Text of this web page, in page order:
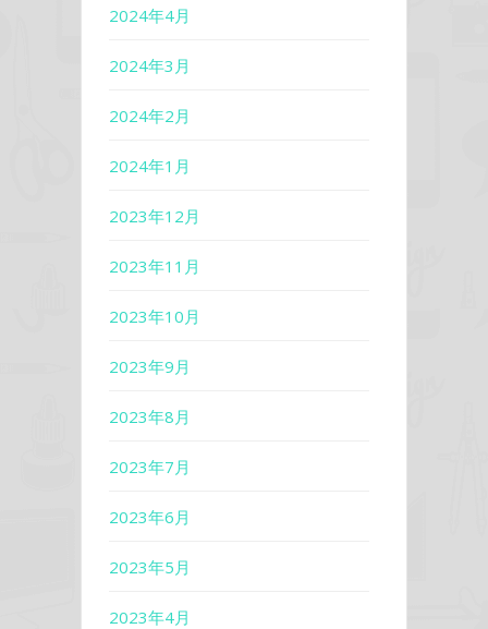
2024年4月
2024年3月
2024年2月
2024年1月
2023年12月
2023年11月
2023年10月
2023年9月
2023年8月
2023年7月
2023年6月
2023年5月
2023年4月